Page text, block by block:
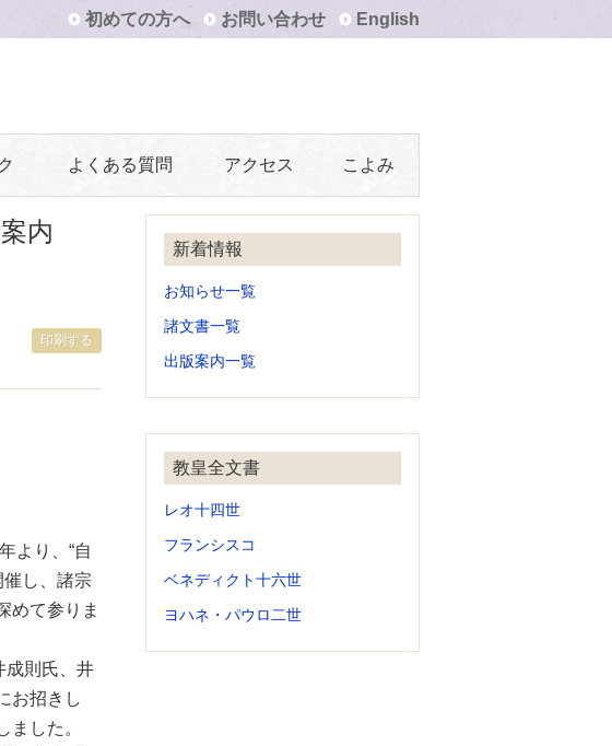
初めての方へ お問い合わせ English
よくある質問 アクセス こよみ
内
印刷する
より、“自
催し、諸宗
めて参りま
成則氏、井
お招きし
した。
新着情報
お知らせ一覧
諸文書一覧
出版案内一覧
教皇全文書
レオ十四世
フランシスコ
ベネディクト十六世
ヨハネ・パウロ二世